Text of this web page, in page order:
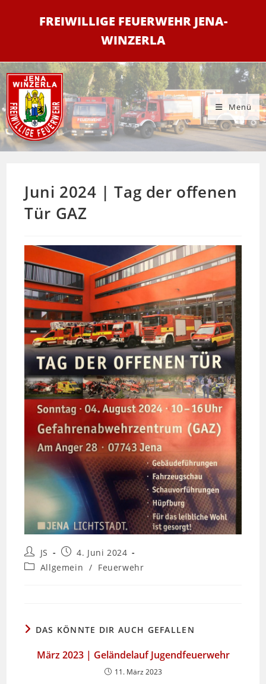
FREIWILLIGE FEUERWEHR JENA-
WINZERLA
Menü
Juni 2024 | Tag der offenen
Tür GAZ
Beitrags-
Autor:
JS
Beitrag
veröffentlicht:
4. Juni 2024
Beitrags-
Allgemein / Feuerwehr
DAS KÖNNTE DIR AUCH GEFALLEN
März 2023 | Geländelauf Jugendfeuerwehr
11. März 2023